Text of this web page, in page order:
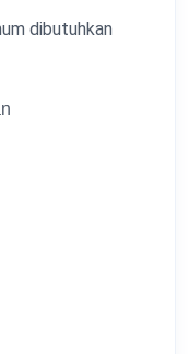
dibutuhkan